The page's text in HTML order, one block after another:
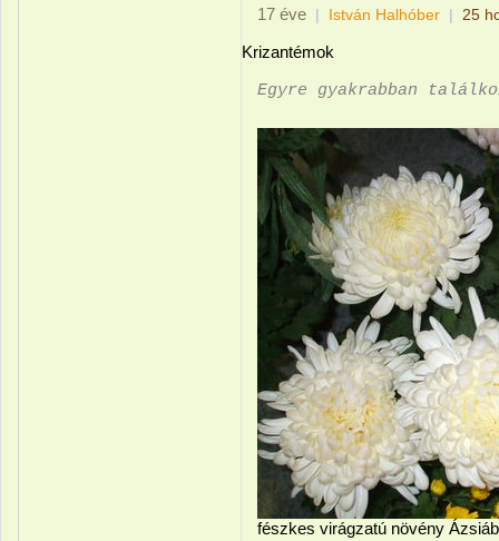
17 éve | István Halhóber | 25
Krizantémok
Egyre gyakrabban
fészkes virágzatú növény